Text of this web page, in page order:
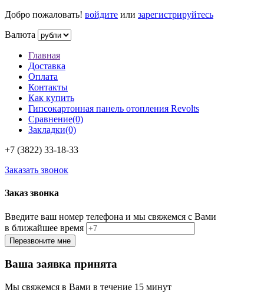
Добро пожаловать! войдите или зарегистрируйтесь
Валюта
Главная
Доставка
Оплата
Контакты
Как купить
Гипсокартонная панель отопления Revolts
Сравнение(0)
Закладки(0)
+7 (3822) 33-18-33
Заказать звонок
Заказ звонка
Введите ваш номер телефона и мы свяжемся с Вами
в ближайшее время
Ваша заявка принята
Мы свяжемся в Вами в течение 15 минут